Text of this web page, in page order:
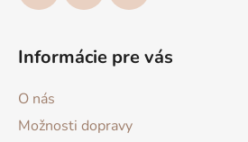
Informácie pre vás
O nás
Možnosti dopravy